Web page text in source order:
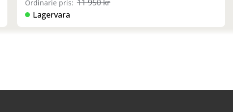
Ordinarie pris: 11 950 kr
Lagervara